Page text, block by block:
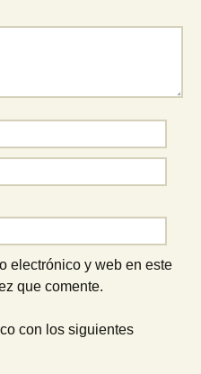
electrónico y web en este
que comente.
con los siguientes